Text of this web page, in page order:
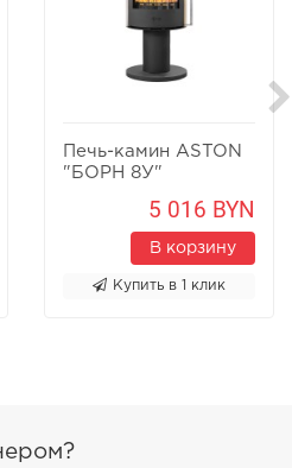
Печь-камин ASTON
"БОРН 8У"
5 016 BYN
В корзину
Купить в 1 клик